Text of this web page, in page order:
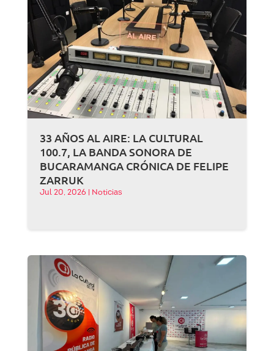
33 AÑOS AL AIRE: LA CULTURAL
100.7, LA BANDA SONORA DE
BUCARAMANGA CRÓNICA DE FELIPE
ZARRUK
Jul 20, 2026 Noticias